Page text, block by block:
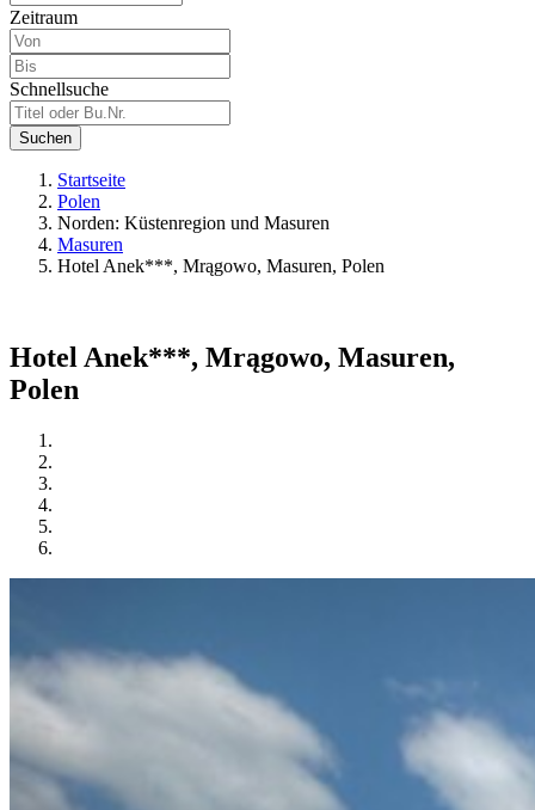
Zeitraum
Schnellsuche
Suchen
Startseite
Polen
Norden: Küstenregion und Masuren
Masuren
Hotel Anek***, Mrągowo, Masuren, Polen
Hotel Anek***, Mrągowo, Masuren,
Polen